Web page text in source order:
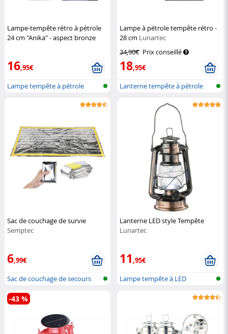
Lampe-tempête rétro à pétrole
24 cm "Anika" - aspect bronze
16,95€
Lampe tempête à pétrole
Lampe à pétrole tempête rétro -
28 cm Lunartec
34,90€ Prix conseillé
18,95€
Lanterne tempête à pétrole
Sac de couchage de survie
Semptec
6,99€
Sac de couchage de secours
Lanterne LED style Tempête
Lunartec
11,95€
Lampe tempête à LED
-43 %